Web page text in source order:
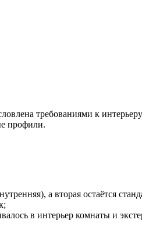
требованиями к
профили.
а вторая остаётся
в интерьер комнаты и